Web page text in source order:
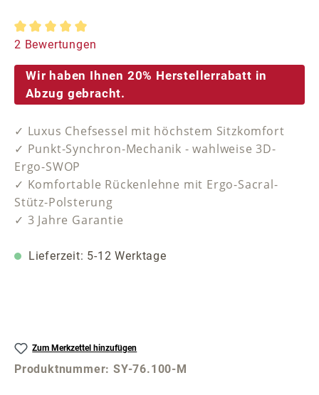
Durchschnittliche Bewertung von 5 von 5 Sternen
2 Bewertungen
Wir haben Ihnen 20% Herstellerrabatt in
Abzug gebracht.
✓ Luxus Chefsessel mit höchstem Sitzkomfort
✓ Punkt-Synchron-Mechanik - wahlweise 3D-
Ergo-SWOP
✓ Komfortable Rückenlehne mit Ergo-Sacral-
Stütz-Polsterung
✓ 3 Jahre Garantie
Lieferzeit: 5-12 Werktage
Zum Merkzettel hinzufügen
Produktnummer:SY-76.100-M